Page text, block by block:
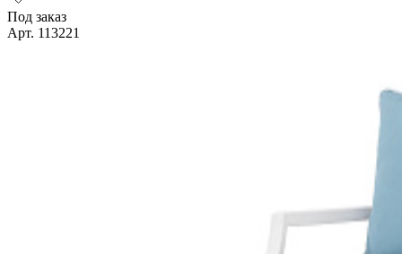
Под заказ
Арт. 113221